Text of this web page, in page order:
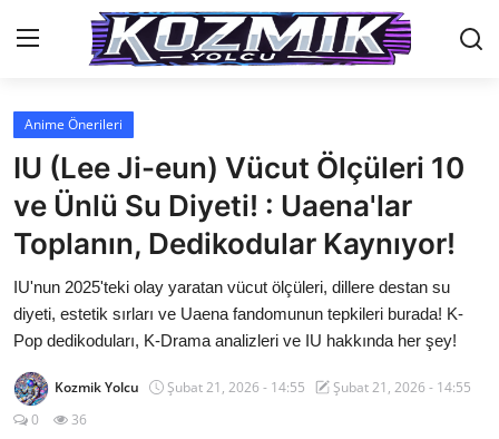
Anasayfa
Genel
İletişim
Anime Önerileri
Kore Dünyası
Anime Karakterleri
Anime Önerileri
IU (Lee Ji-eun) Vücut Ölçüleri 10
ve Ünlü Su Diyeti! : Uaena'lar
Toplanın, Dedikodular Kaynıyor!
IU'nun 2025'teki olay yaratan vücut ölçüleri, dillere destan su
diyeti, estetik sırları ve Uaena fandomunun tepkileri burada! K-
Pop dedikoduları, K-Drama analizleri ve IU hakkında her şey!
Kozmik Yolcu Şubat 21, 2026 - 14:55
Şubat 21, 2026 - 14:55
0
36